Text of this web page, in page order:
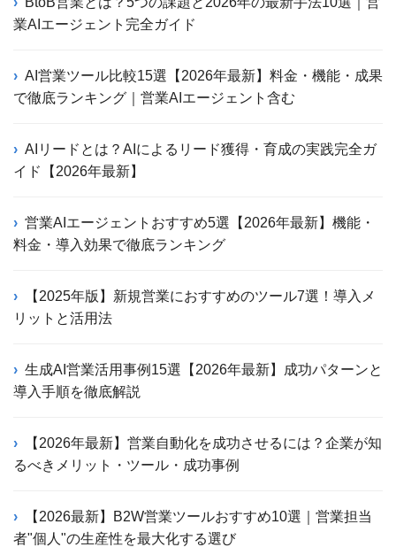
業AIエージェント完全ガイド
AI営業ツール比較15選【2026年最新】料金・機能・成果
で徹底ランキング｜営業AIエージェント含む
AIリードとは？AIによるリード獲得・育成の実践完全ガ
イド【2026年最新】
営業AIエージェントおすすめ5選【2026年最新】機能・
料金・導入効果で徹底ランキング
【2025年版】新規営業におすすめのツール7選！導入メ
リットと活用法
生成AI営業活用事例15選【2026年最新】成功パターンと
導入手順を徹底解説
【2026年最新】営業自動化を成功させるには？企業が知
るべきメリット・ツール・成功事例
【2026最新】B2W営業ツールおすすめ10選｜営業担当
者"個人"の生産性を最大化する選び